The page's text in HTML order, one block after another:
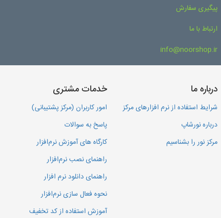
پیگیری سفارش
ارتباط با ما
info@noorshop.ir
درباره ما
شرایط استفاده از نرم افزارهای مرکز
درباره نورشاپ
مرکز نور را بشناسیم
خدمات مشتری
امور کاربران (مرکز پشتیبانی)
پاسخ به سوالات
کارگاه های آموزش نرم‌افزار
راهنمای نصب نرم‌افزار
راهنمای دانلود نرم افزار
نحوه فعال سازی نرم‌افزار
آموزش استفاده از کد تخفیف